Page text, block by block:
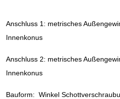
Anschluss 1: metrisches
Innenkonus
Anschluss 2: metrisches
Innenkonus
Bauform: Winkel